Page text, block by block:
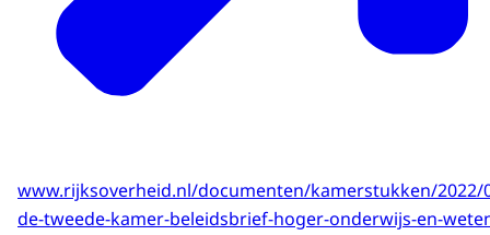
www.rijksoverheid.nl/documenten/kamerstukken/2022/
de-tweede-kamer-beleidsbrief-hoger-onderwijs-en-